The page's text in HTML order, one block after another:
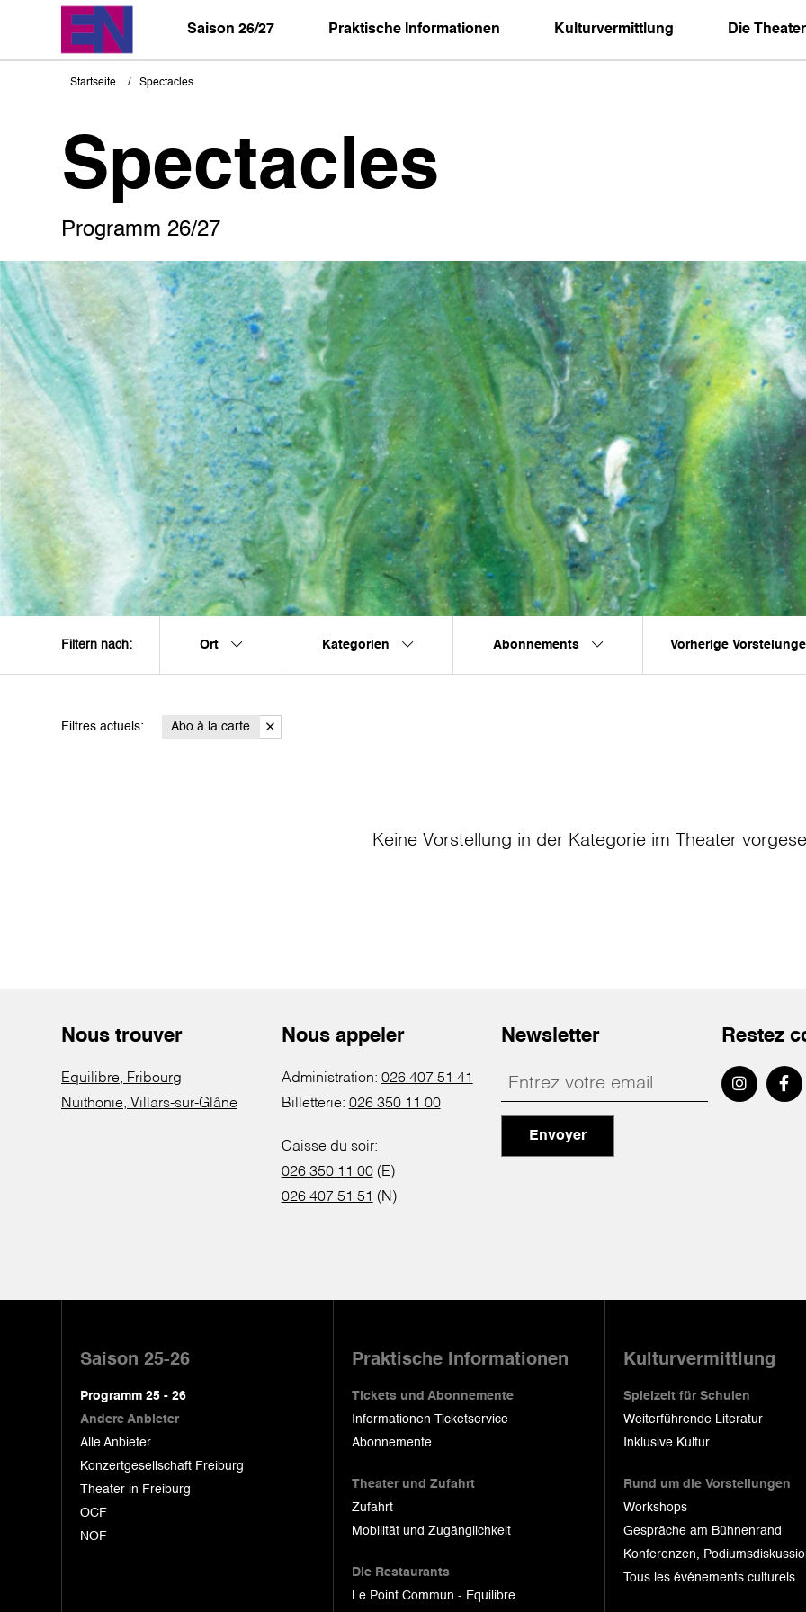
Saison 26/27 Praktische Informationen Kulturvermittlung Die Theater
Pfadnavigation
Startseite Spectacles
Spectacles
Programm 26/27
Filtern nach: Ort Kategorien Abonnements Vorherige
Filtres actuels: Abo à la carte
Keine Vorstellung in der Kategorie im Theater
Nous trouver
Equilibre, Fribourg
Nuithonie, Villars-sur-Glâne
Nous appeler
Administration: 026 407 51 41
Billetterie: 026 350 11 00
Caisse du soir:
026 350 11 00(E)
026 407 51 51 (N)
Newsletter
Envoyer
Restez
Saison 25-26
Programm 25 - 26
Andere Anbieter
Alle Anbieter
Konzertgesellschaft Freiburg
Theater in Freiburg
OCF
NOF
Praktische Informationen
Tickets und Abonnemente
Informationen Ticketservice
Abonnemente
Theater und Zufahrt
Zufahrt
Mobilität und Zugänglichkeit
Die Restaurants
Le Point Commun - Equilibre
Kulturvermittlung
Spielzeit für Schulen
Weiterführende Literatur
Inklusive Kultur
Rund um die Vorstellungen
Workshops
Gespräche am Bühnenrand
Konferenzen,
Tous les événements culturels